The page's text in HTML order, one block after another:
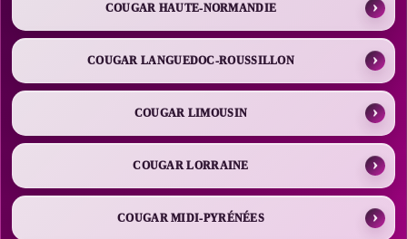
COUGAR HAUTE-NORMANDIE
COUGAR LANGUEDOC-ROUSSILLON
COUGAR LIMOUSIN
COUGAR LORRAINE
COUGAR MIDI-PYRÉNÉES